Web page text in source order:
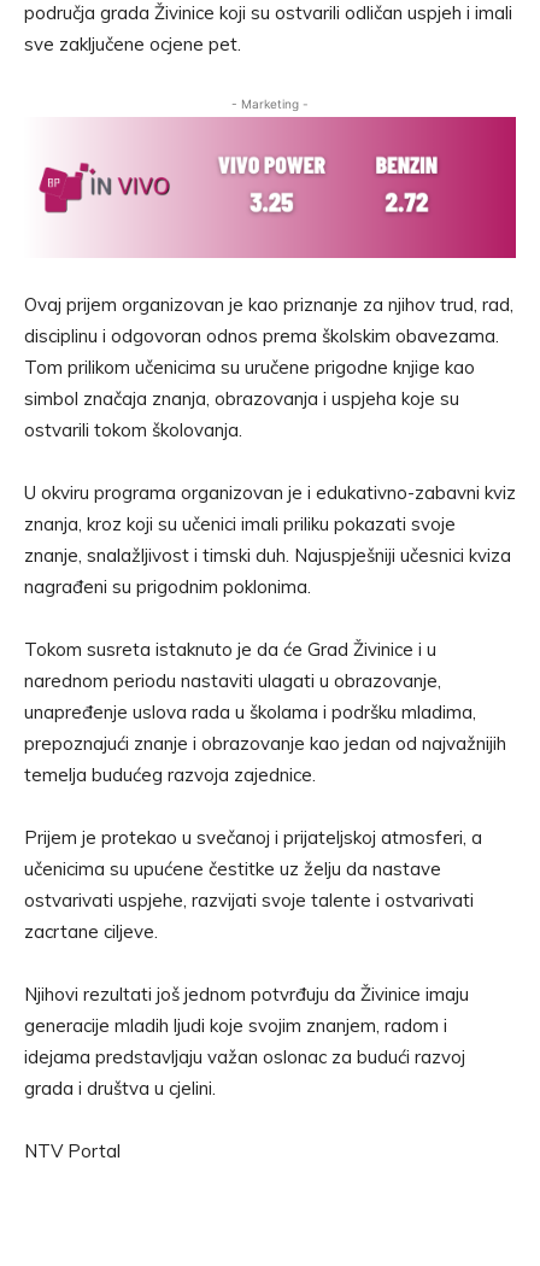
područja grada Živinice koji su ostvarili odličan uspjeh i imali
sve zaključene ocjene pet.
- Marketing -
Ovaj prijem organizovan je kao priznanje za njihov trud, rad,
disciplinu i odgovoran odnos prema školskim obavezama.
Tom prilikom učenicima su uručene prigodne knjige kao
simbol značaja znanja, obrazovanja i uspjeha koje su
ostvarili tokom školovanja.
U okviru programa organizovan je i edukativno-zabavni kviz
znanja, kroz koji su učenici imali priliku pokazati svoje
znanje, snalažljivost i timski duh. Najuspješniji učesnici kviza
nagrađeni su prigodnim poklonima.
Tokom susreta istaknuto je da će Grad Živinice i u
narednom periodu nastaviti ulagati u obrazovanje,
unapređenje uslova rada u školama i podršku mladima,
prepoznajući znanje i obrazovanje kao jedan od najvažnijih
temelja budućeg razvoja zajednice.
Prijem je protekao u svečanoj i prijateljskoj atmosferi, a
učenicima su upućene čestitke uz želju da nastave
ostvarivati uspjehe, razvijati svoje talente i ostvarivati
zacrtane ciljeve.
Njihovi rezultati još jednom potvrđuju da Živinice imaju
generacije mladih ljudi koje svojim znanjem, radom i
idejama predstavljaju važan oslonac za budući razvoj
grada i društva u cjelini.
NTV Portal